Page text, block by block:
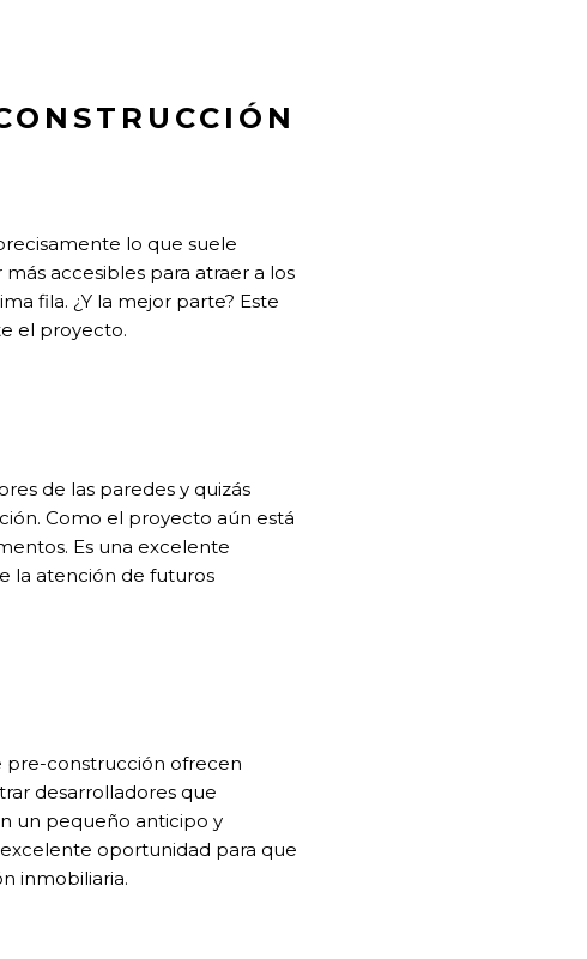
lo que suele
accesibles para atraer a los
fila. ¿Y la mejor parte? Este
el proyecto.
de las paredes y quizás
Como el proyecto aún está
Es una excelente
la atención de futuros
pre-construcción ofrecen
desarrolladores que
un pequeño anticipo y
oportunidad para que
inmobiliaria.